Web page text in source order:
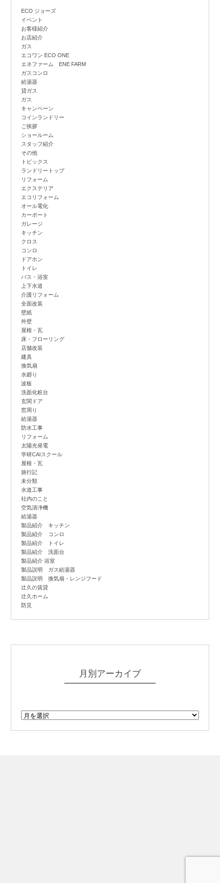
ECO ジョーズ
イベント
お客様紹介
お店紹介
ガス
エコワン ECO ONE
エネファーム ENE FARM
ガスコンロ
給湯器
貸ガス
ガス
キャンペーン
コインランドリー
ご挨拶
ショールーム
スタッフ紹介
その他
トピックス
ランドリートップ
リフォーム
エクステリア
エコリフォーム
オール電化
カーポート
ガレージ
キッチン
クロス
コンロ
ドアホン
トイレ
バス・浴室
上下水道
介護リフォーム
全面改装
壁紙
外壁
屋根・瓦
床・フローリング
店舗改装
建具
換気扇
水廻り
波板
洗面化粧台
玄関ドア
窓周り
給湯器
防水工事
リフォーム
太陽光発電
学研CAIスクール
屋根・瓦
旅行記
未分類
水道工事
社内のこと
空気清浄機
給湯器
製品紹介 キッチン
製品紹介 コンロ
製品紹介 トイレ
製品紹介 洗面台
製品紹介 浴室
製品説明 ガス給湯器
製品説明 換気扇・レンジフード
辻久の賃貸
辻久ホーム
防災
月別アーカイブ